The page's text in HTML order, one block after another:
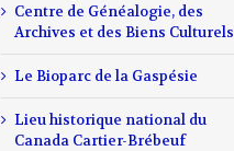
Centre de Généalogie, des
Archives et des Biens Culturels
Le Bioparc de la Gaspésie
Lieu historique national du
Canada Cartier-Brébeuf